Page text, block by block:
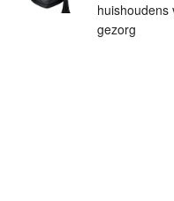
huishoudens
gezorg